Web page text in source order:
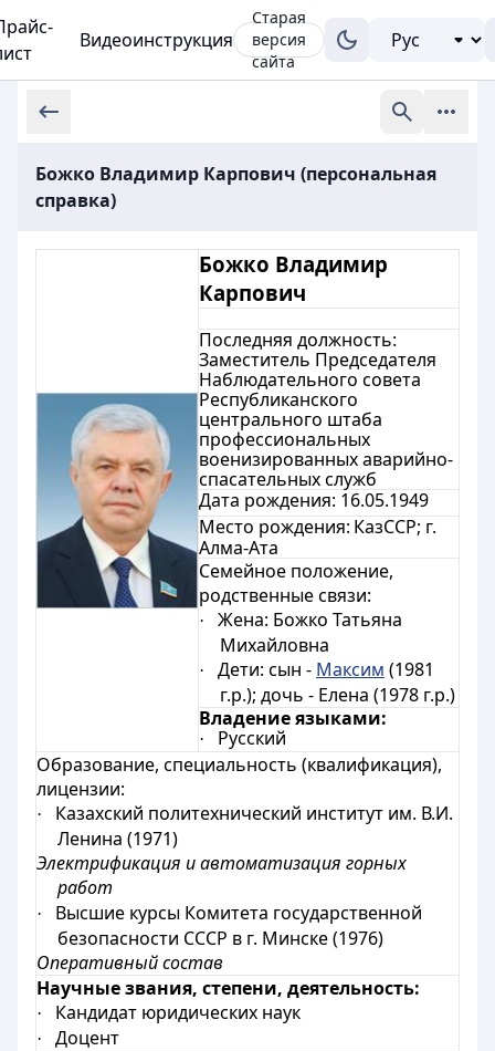
Видеоинструкция
Старая
версия
сайта
Божко Владимир Карпович (персональная
справка)
Божко Владимир
Карпович
Последняя должность:
Заместитель Председателя
Наблюдательного совета
Республиканского
центрального штаба
профессиональных
военизированных аварийно-
спасательных служб
Дата рождения: 16.05.1949
Место рождения: КазССР; г.
Алма-Ата
Семейное положение,
родственные связи:
· Жена: Божко Татьяна
Михайловна
· Дети: сын - Максим (1981
г.р.); дочь - Елена (1978 г.р.)
Владение языками:
·
Русский
Образование, специальность (квалификация),
лицензии:
·
Казахский политехнический институт им. В.И.
Ленина (1971)
Электрификация и автоматизация горных
работ
·
Высшие курсы Комитета государственной
безопасности СССР в г. Минске (1976)
Оперативный состав
Научные звания, степени, деятельность:
· Кандидат юридических наук
·
Доцент